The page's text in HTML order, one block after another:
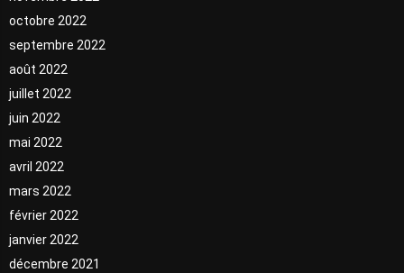
octobre 2022
septembre 2022
août 2022
juillet 2022
juin 2022
mai 2022
avril 2022
mars 2022
février 2022
janvier 2022
décembre 2021